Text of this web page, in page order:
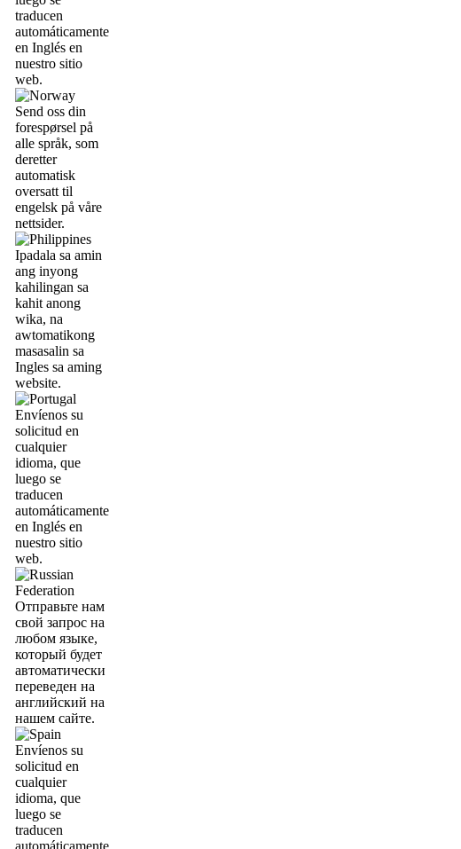
traducen
automáticamente
en Inglés en
nuestro sitio
web.
Send oss din
forespørsel på
alle språk, som
deretter
automatisk
oversatt til
engelsk på våre
nettsider.
Ipadala sa amin
ang inyong
kahilingan sa
kahit anong
wika, na
awtomatikong
masasalin sa
Ingles sa aming
website.
Envíenos su
solicitud en
cualquier
idioma, que
luego se
traducen
automáticamente
en Inglés en
nuestro sitio
web.
Отправьте нам
свой запрос на
любом языке,
который будет
автоматически
переведен на
английский на
нашем сайте.
Envíenos su
solicitud en
cualquier
idioma, que
luego se
traducen
automáticamente